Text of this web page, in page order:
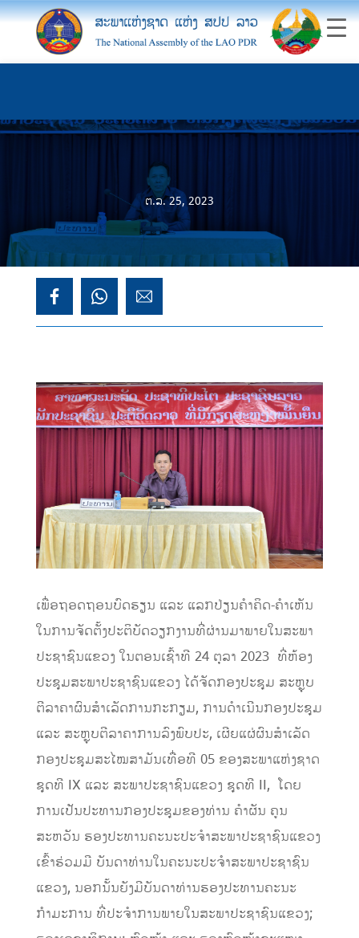
ຕ.ລ. 25, 2023
ເພື່ອຖອດຖອນບົດຮຽນ ແລະ ແລກປ່ຽນຄໍາຄິດ-ຄໍາເຫັນ
ໃນການຈັດຕັ້ງປະຕິບັດວຽກງານທີ່ຜ່ານມາພາຍໃນສະພາ
ປະຊາຊົນແຂວງ ໃນຕອນເຊົ້າ​ທີ 24 ຕຸລາ 2023 ທີ່ຫ້ອງ​
ປະຊຸມສະພາປະຊາຊົນແຂວງ ໄດ້ຈັດກອງປະຊຸມ ສະຫຼຸບ
ຕີລາຄາຜົນສຳເລັດການກະກຽມ, ການດຳເນີນກອງປະຊຸມ
ແລະ ສະຫຼຸບຕີລາຄາການລົງພົບປະ, ເຜີຍແຜ່ຜົນສໍາເລັດ
ກອງປະຊຸມສະໄໝສາມັນເທື່ອທີ 05 ຂອງສະພາແຫ່ງຊາດ
ຊຸດທີ IX ແລະ ສະພາປະຊາຊົນແຂວງ ຊຸດທີ II, ໂດຍ
ການເປັນປະທານກອງປະຊຸມຂອງທ່ານ ຄໍາຜັນ ຄູນ
ສະຫວັນ ຮອງປະທານຄະນະປະຈໍາສະພາປະຊາຊົນແຂວງ
ເຂົ້າຮ່ວມມີ ບັນດາທ່ານໃນຄະນະປະຈໍາສະພາປະຊາຊົນ
ແຂວງ, ນອກນັ້ນຍັງມີບັນດາທ່ານຮອງປະທານຄະນະ
ກໍາມະການ ທີ່ປະຈຳການພາຍໃນສະພາປະຊາຊົນແຂວງ;